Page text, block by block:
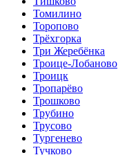
Томилино
Торопово
Трёхгорка
Три Жеребёнка
Троице-Лобаново
Троицк
Тропарёво
Трошково
Трубино
Трусово
Тургенево
Тучково